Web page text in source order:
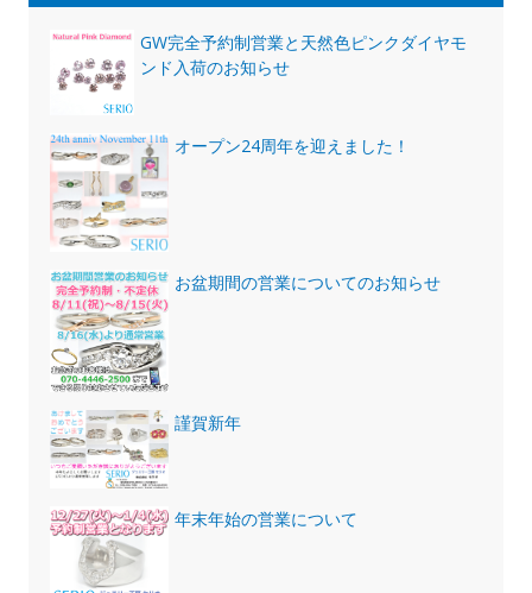
GW完全予約制営業と天然色ピンクダイヤモ
ンド入荷のお知らせ
オープン24周年を迎えました！
お盆期間の営業についてのお知らせ
謹賀新年
年末年始の営業について